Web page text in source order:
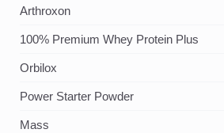
Arthroxon
100% Premium Whey Protein Plus
Orbilox
Power Starter Powder
Mass